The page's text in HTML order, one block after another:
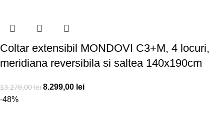
Coltar extensibil MONDOVI C3+M, 4 locuri,
meridiana reversibila si saltea 140x190cm
13.278,00lei 8.299,00 lei
-48%